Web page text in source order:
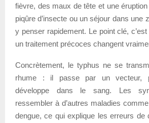
fièvre, des maux de tête et une
piqûre d’insecte ou un séjour dans une
y penser rapidement. Le point clé, c’est
un traitement précoces changent
Concrètement, le typhus ne se
rhume : il passe par un vecteur,
développe dans le sang. Les
ressembler à d’autres maladies
dengue, ce qui explique les erreurs de